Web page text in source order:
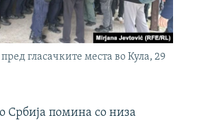
гласачките места во Кула, 29
Србија помина со низа